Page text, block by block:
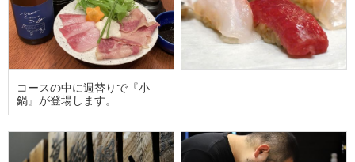
コースの中に週替りで『小
鍋』が登場します。